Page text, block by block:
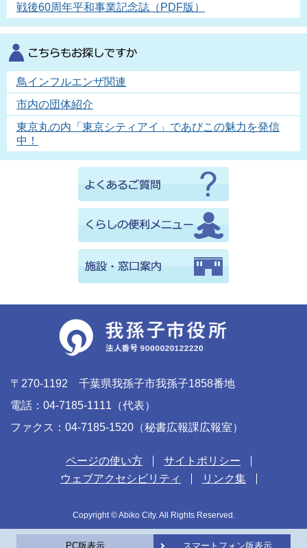
戦後60周年平和事業記念誌（PDF版）
鳥インフルエンザ関連
市内の団体紹介
東京丸の内「東京シティアイ」であびこの魅力を発信
中！
〒270-1192 千葉県我孫子市我孫子1858番地
電話：04-7185-1111（代表）
ファクス：04-7185-1520（秘書広報課広報室）
ページの使い方
サイトポリシー
ウェブアクセシビリティ
リンク集
Copyright © Abiko City. All Rights Reserved.
PC版表示 スマートフォン版表示